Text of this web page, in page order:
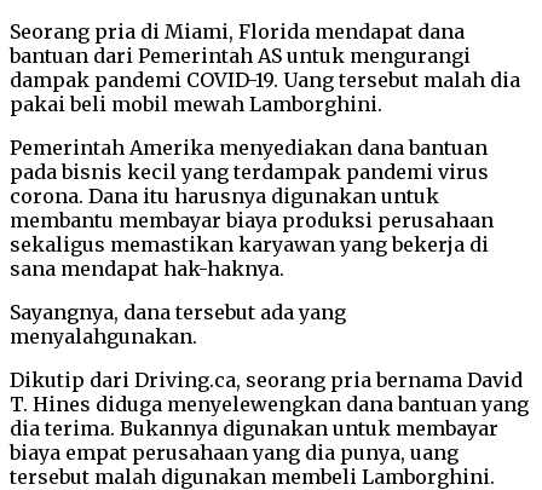
Seorang pria di Miami, Florida mendapat dana
bantuan dari Pemerintah AS untuk mengurangi
dampak pandemi COVID-19. Uang tersebut malah dia
pakai beli mobil mewah Lamborghini.
Pemerintah Amerika menyediakan dana bantuan
pada bisnis kecil yang terdampak pandemi virus
corona. Dana itu harusnya digunakan untuk
membantu membayar biaya produksi perusahaan
sekaligus memastikan karyawan yang bekerja di
sana mendapat hak-haknya.
Sayangnya, dana tersebut ada yang
menyalahgunakan.
Dikutip dari Driving.ca, seorang pria bernama David
T. Hines diduga menyelewengkan dana bantuan yang
dia terima. Bukannya digunakan untuk membayar
biaya empat perusahaan yang dia punya, uang
tersebut malah digunakan membeli Lamborghini.